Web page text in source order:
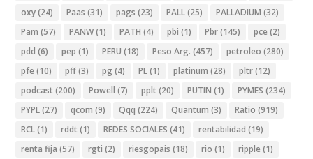
oxy(24) Paas (31) pags (23) PALL(25) PALLADIUM (32)
Pam (57) PANW(1) PATH (4) pbi (1) Pbr(145) pce (2)
pdd (6) pep (1) PERU (18) Peso Arg. (457) petroleo (280)
pfe (10) pff(3) pg (4) PL(1) platinum (28) pltr(12)
podcast (200) Powell (7) pplt (20) PUTIN (1) PYMES (234)
PYPL(27) qcom (9) Qqq (224) Quantum (3) Ratio (919)
RCL(1) rddt (1) REDES SOCIALES (41) rentabilidad (19)
renta fija (57) rgti (2) riesgopais (18) rio (1) ripple (1)